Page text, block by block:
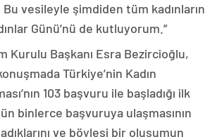
vesileyle şimdiden tüm kadınların
Günü’nü de kutluyorum.”
Kurulu Başkanı Esra Bezircioğlu,
Türkiye’nin Kadın
103 başvuru ile başladığı ilk
binlerce başvuruya ulaşmasının
ve böylesi bir oluşumun